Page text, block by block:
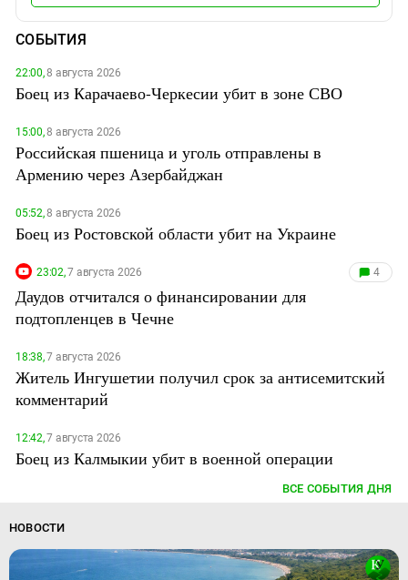
СОБЫТИЯ
22:00,8 августа 2026
Боец из Карачаево-Черкесии убит в зоне СВО
15:00,8 августа 2026
Российская пшеница и уголь отправлены в
Армению через Азербайджан
05:52,8 августа 2026
Боец из Ростовской области убит на Украине
23:02,7 августа 2026 4
Даудов отчитался о финансировании для
подтопленцев в Чечне
18:38,7 августа 2026
Житель Ингушетии получил срок за антисемитский
комментарий
12:42,7 августа 2026
Боец из Калмыкии убит в военной операции
ВСЕ СОБЫТИЯ ДНЯ
НОВОСТИ